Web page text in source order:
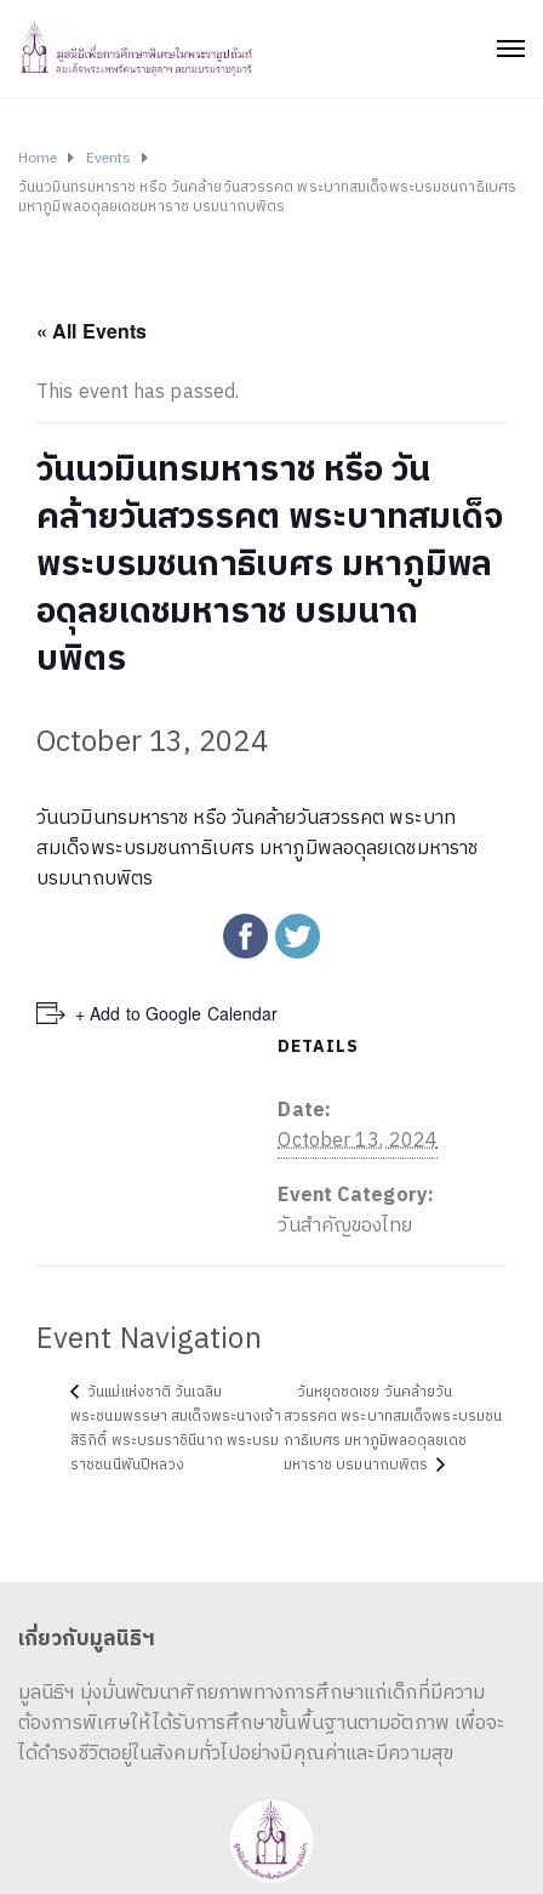
Home
Events
วันนวมินทรมหาราช หรือ วันคล้ายวันสวรรคต พระบาทสมเด็จพระบรมชนกาธิเบศร
มหาภูมิพลอดุลยเดชมหาราช บรมนาถบพิตร
« All Events
This event has passed.
วันนวมินทรมหาราช หรือ วัน
คล้ายวันสวรรคต พระบาทสมเด็จ
พระบรมชนกาธิเบศร มหาภูมิพล
อดุลยเดชมหาราช บรมนาถ
บพิตร
October 13, 2024
วันนวมินทรมหาราช หรือวันคล้ายวันสวรรคต พระบาท
สมเด็จพระบรมชนกาธิเบศร มหาภูมิพลอดุลยเดชมหาราช
บรมนาถบพิตร
+ Add to Google Calendar
DETAILS
Date:
October 13, 2024
Event Category:
วันสำคัญของไทย
Event Navigation
วันแม่แห่งชาติ วันเฉลิม
พระชนมพรรษา สมเด็จพระนางเจ้า
สิริกิติ์ พระบรมราชินีนาถ พระบรม
ราชชนนีพันปีหลวง
วันหยุดชดเชย วันคล้ายวัน
สวรรคต พระบาทสมเด็จพระบรมชน
กาธิเบศร มหาภูมิพลอดุลยเดช
มหาราช บรมนาถบพิตร
เกี่ยวกับมูลนิธิฯ
มูลนิธิฯ มุ่งมั่นพัฒนาศักยภาพทางการศึกษาแก่เด็กที่มีความ
ต้องการพิเศษให้ได้รับการศึกษาขั้นพื้นฐานตามอัตภาพ เพื่อจะ
ได้ดำรงชีวิตอยู่ในสังคมทั่วไปอย่างมีคุณค่าและมีความสุข